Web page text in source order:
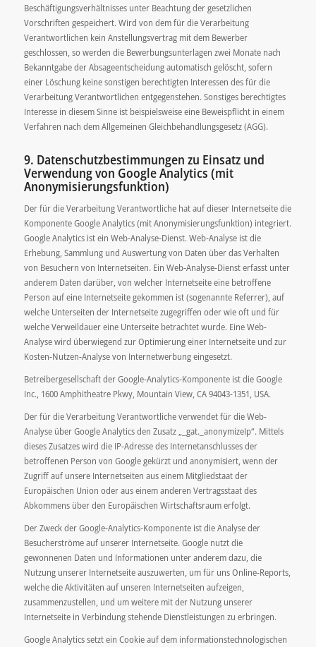
Beschäftigungsverhältnisses unter Beachtung der gesetzlichen
Vorschriften gespeichert. Wird von dem für die Verarbeitung
Verantwortlichen kein Anstellungsvertrag mit dem Bewerber
geschlossen, so werden die Bewerbungsunterlagen zwei Monate nach
Bekanntgabe der Absageentscheidung automatisch gelöscht, sofern
einer Löschung keine sonstigen berechtigten Interessen des für die
Verarbeitung Verantwortlichen entgegenstehen. Sonstiges berechtigtes
Interesse in diesem Sinne ist beispielsweise eine Beweispflicht in einem
Verfahren nach dem Allgemeinen Gleichbehandlungsgesetz (AGG).
9. Datenschutzbestimmungen zu Einsatz und
Verwendung von Google Analytics (mit
Anonymisierungsfunktion)
Der für die Verarbeitung Verantwortliche hat auf dieser Internetseite die
Komponente Google Analytics (mit Anonymisierungsfunktion) integriert.
Google Analytics ist ein Web-Analyse-Dienst. Web-Analyse ist die
Erhebung, Sammlung und Auswertung von Daten über das Verhalten
von Besuchern von Internetseiten. Ein Web-Analyse-Dienst erfasst unter
anderem Daten darüber, von welcher Internetseite eine betroffene
Person auf eine Internetseite gekommen ist (sogenannte Referrer), auf
welche Unterseiten der Internetseite zugegriffen oder wie oft und für
welche Verweildauer eine Unterseite betrachtet wurde. Eine Web-
Analyse wird überwiegend zur Optimierung einer Internetseite und zur
Kosten-Nutzen-Analyse von Internetwerbung eingesetzt.
Betreibergesellschaft der Google-Analytics-Komponente ist die Google
Inc., 1600 Amphitheatre Pkwy, Mountain View, CA 94043-1351, USA.
Der für die Verarbeitung Verantwortliche verwendet für die Web-
Analyse über Google Analytics den Zusatz „_gat._anonymizeIp“. Mittels
dieses Zusatzes wird die IP-Adresse des Internetanschlusses der
betroffenen Person von Google gekürzt und anonymisiert, wenn der
Zugriff auf unsere Internetseiten aus einem Mitgliedstaat der
Europäischen Union oder aus einem anderen Vertragsstaat des
Abkommens über den Europäischen Wirtschaftsraum erfolgt.
Der Zweck der Google-Analytics-Komponente ist die Analyse der
Besucherströme auf unserer Internetseite. Google nutzt die
gewonnenen Daten und Informationen unter anderem dazu, die
Nutzung unserer Internetseite auszuwerten, um für uns Online-Reports,
welche die Aktivitäten auf unseren Internetseiten aufzeigen,
zusammenzustellen, und um weitere mit der Nutzung unserer
Internetseite in Verbindung stehende Dienstleistungen zu erbringen.
Google Analytics setzt ein Cookie auf dem informationstechnologischen